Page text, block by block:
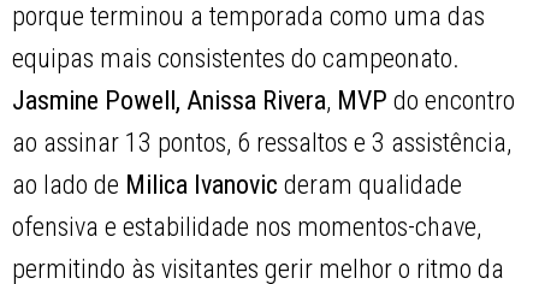
porque terminou a temporada como uma das
equipas mais consistentes do campeonato.
Jasmine Powell, Anissa Rivera, MVP do encontro
ao assinar 13 pontos, 6 ressaltos e 3 assistência,
ao lado de Milica Ivanovic deram qualidade
ofensiva e estabilidade nos momentos-chave,
permitindo às visitantes gerir melhor o ritmo da